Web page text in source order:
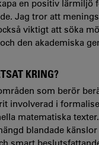
en positiv lärmiljö
Jag tror att
viktigt att söka
den akademiska
KRING?
som berör
involverad i
matematiska texter.
blandade